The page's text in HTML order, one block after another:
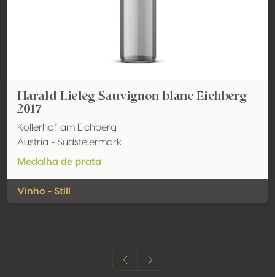
Harald Lieleg Sauvignon blanc Eichberg
2017
Kollerhof am Eichberg
Áustria - Südsteiermark
Medalha de prata
Vinho - Still